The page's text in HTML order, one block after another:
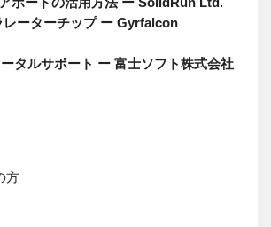
ボードの活用方法 ー SolidRun Ltd.
ーターチップ ー Gyrfalcon
タルサポート ー 富士ソフト株式会社
方